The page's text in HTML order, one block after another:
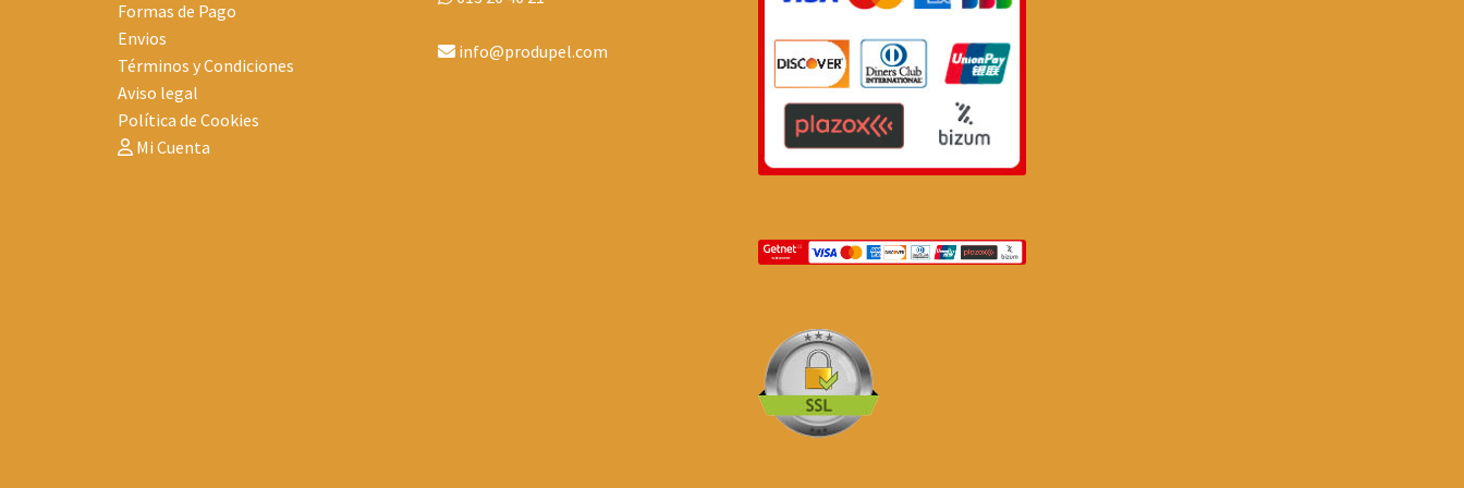
Formas de Pago
Envios
Términos y Condiciones
Aviso legal
Política de Cookies
Mi Cuenta
info@produpel.com